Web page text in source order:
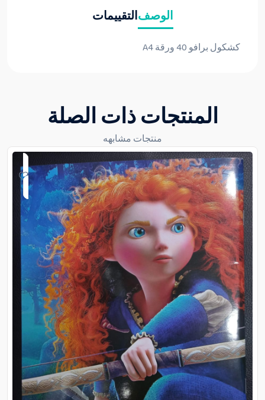
الوصفالتقييمات
كشكول برافو 40 ورقة A4
المنتجات ذات الصلة
منتجات مشابهه